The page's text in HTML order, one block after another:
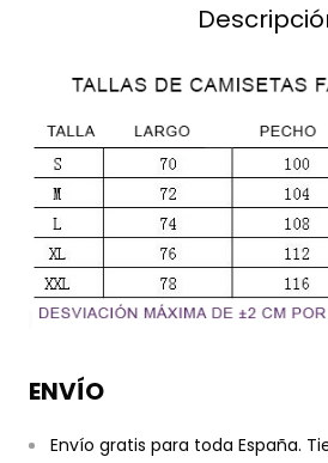
ENVÍO
Envío gratis para toda España.